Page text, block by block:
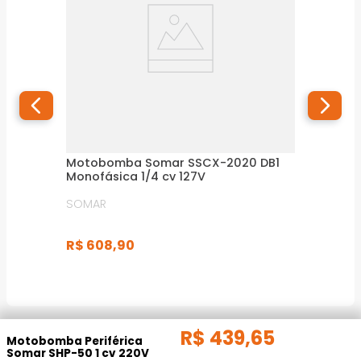
Motobomba Somar SSCX-2020 DB1
Monofásica 1/4 cv 127V
SOMAR
R$ 608,90
Motobomba Periférica
Somar SHP-50 1 cv 220V
R$ 439,65